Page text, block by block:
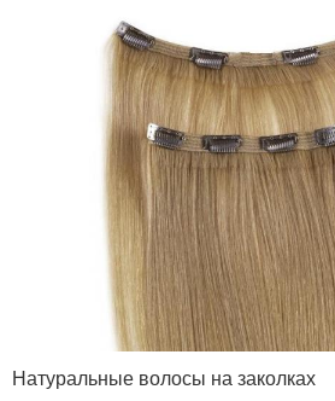
Натуральные волосы на заколках